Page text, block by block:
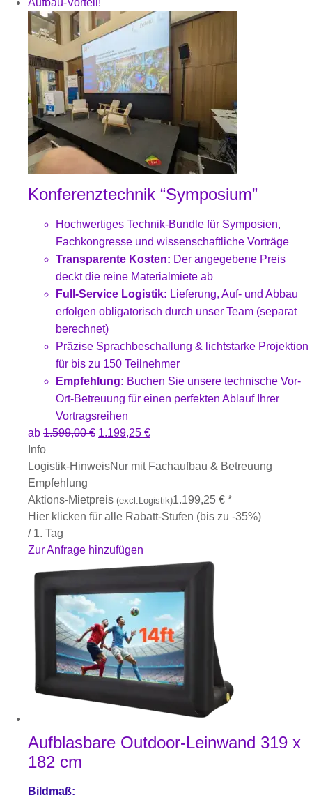
Aufbau-Vorteil!
Konferenztechnik “Symposium”
Hochwertiges Technik-Bundle für Symposien,
Fachkongresse und wissenschaftliche Vorträge
Transparente Kosten: Der angegebene Preis
deckt die reine Materialmiete ab
Full-Service Logistik: Lieferung, Auf- und Abbau
erfolgen obligatorisch durch unser Team (separat
berechnet)
Präzise Sprachbeschallung & lichtstarke Projektion
für bis zu 150 Teilnehmer
Empfehlung: Buchen Sie unsere technische Vor-
Ort-Betreuung für einen perfekten Ablauf Ihrer
Vortragsreihen
ab 1.599,00€ 1.199,25 €
Info
Logistik-HinweisNur mit Fachaufbau & Betreuung
Empfehlung
Aktions-Mietpreis (excl.Logistik)1.199,25 € *
Hier klicken für alle Rabatt-Stufen (bis zu -35%)
/ 1. Tag
Zur Anfrage hinzufügen
Aufblasbare Outdoor-Leinwand 319 x
182 cm
Bildmaß: